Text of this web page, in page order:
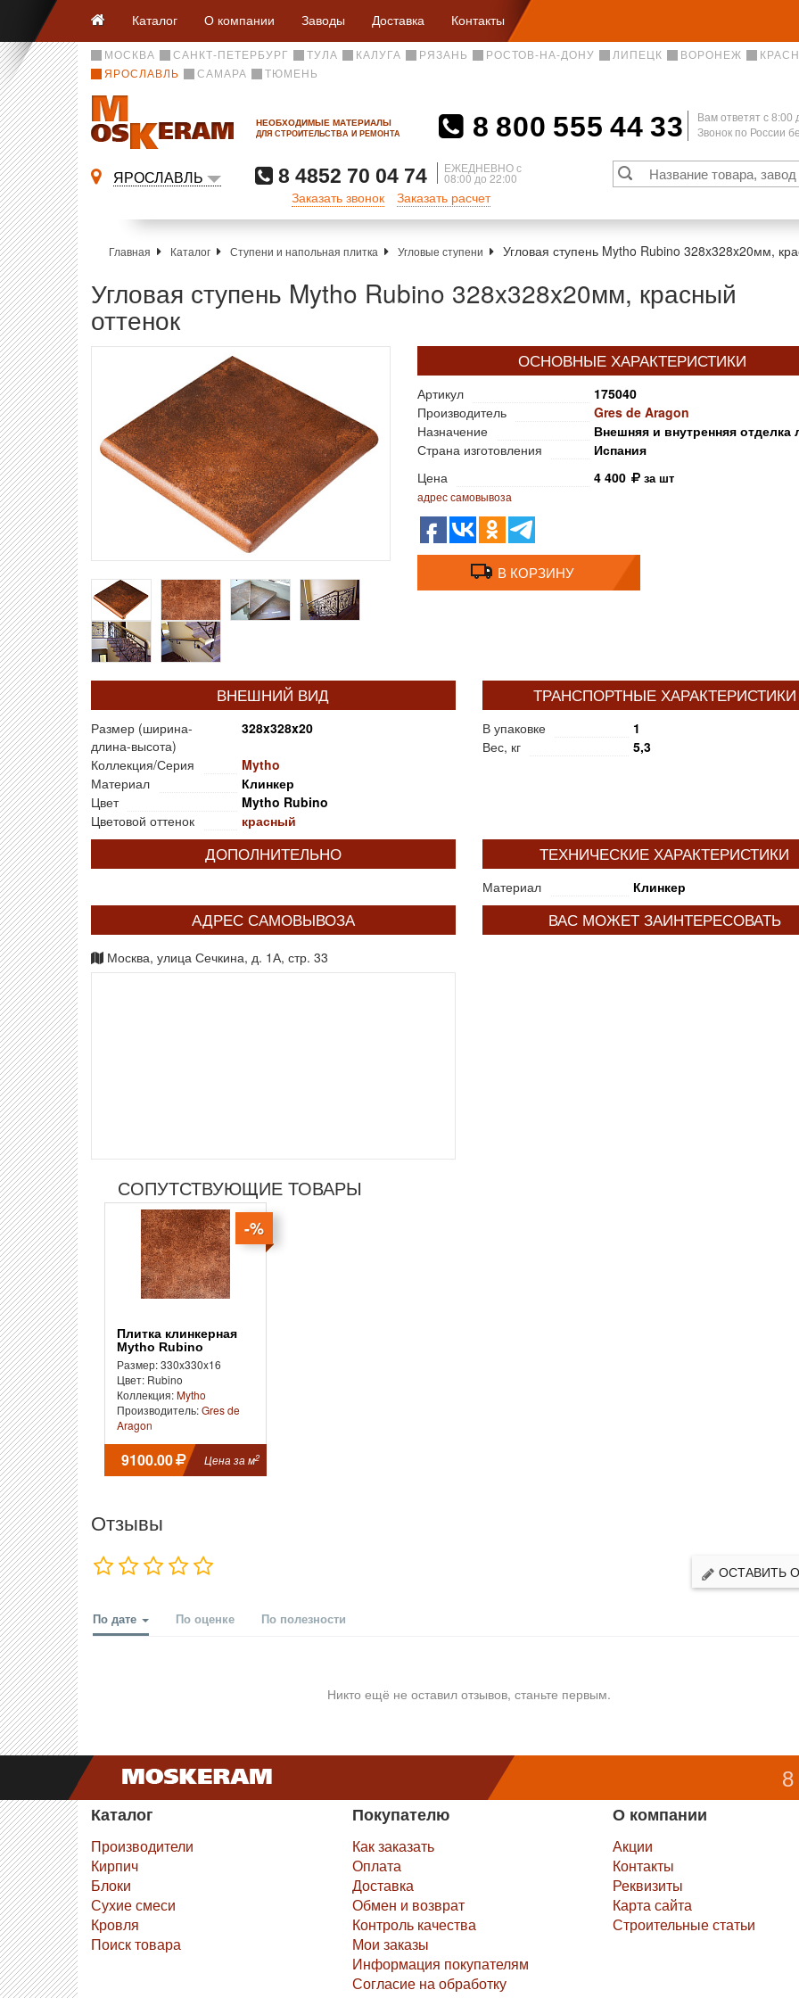
Каталог О компании Заводы Доставка Контакты
МОСКВА САНКТ-ПЕТЕРБУРГ ТУЛА КАЛУГА РЯЗАНЬ РОСТОВ-НА-ДОНУ ЛИПЕЦК ВОРОНЕЖ
ЯРОСЛАВЛЬ
САМАРА ТЮМЕНЬ
НЕОБХОДИМЫЕ МАТЕРИАЛЫ
ДЛЯ СТРОИТЕЛЬСТВА И РЕМОНТА 8 800 555 44 33
Вам ответят c 8:00
Звонок по России
ЯРОСЛАВЛЬ 8 4852 70 04 74 ЕЖЕДНЕВНО с
08:00 до 22:00
Заказать звонок Заказать расчет
Главная Каталог Ступени и напольная плитка Угловые ступени Угловая ступень Mytho Rubino 328x328x20мм,
Угловая ступень Mytho Rubino 328x328x20мм, красный
оттенок
ОСНОВНЫЕ ХАРАКТЕРИСТИКИ
Артикул
175040
Производитель
Gres de Aragon
Назначение
Внешняя и внутренняя отделка
Страна изготовления
Испания
Цена
4 400 за шт
адрес самовывоза
В КОРЗИНУ
ВНЕШНИЙ ВИД
Размер (ширина-
длина-высота)
328x328x20
Коллекция/Серия
Mytho
Материал
Клинкер
Цвет
Mytho Rubino
Цветовой оттенок
красный
ТРАНСПОРТНЫЕ ХАРАКТЕРИСТИКИ
В упаковке
1
Вес, кг
5,3
ДОПОЛНИТЕЛЬНО ТЕХНИЧЕСКИЕ ХАРАКТЕРИСТИКИ
Материал Клинкер
АДРЕС САМОВЫВОЗА
Москва, улица Сечкина, д. 1А, стр. 33
ВАС МОЖЕТ ЗАИНТЕРЕСОВАТЬ
СОПУТСТВУЮЩИЕ ТОВАРЫ
-%
Плитка клинкерная
Mytho Rubino
Размер: 330x330x16
Цвет: Rubino
Коллекция:Mytho
Производитель:Gres de
Aragon
9100.00 Цена за м2
Отзывы
ОСТАВИТЬ
По дате По оценке По полезности
Никто ещё не оставил отзывов, станьте первым.
8
Каталог
Производители
Кирпич
Блоки
Сухие смеси
Кровля
Поиск товара
Покупателю
Как заказать
Оплата
Доставка
Обмен и возврат
Контроль качества
Мои заказы
Информация покупателям
Согласие на обработку
О компании
Акции
Контакты
Реквизиты
Карта сайта
Строительные статьи